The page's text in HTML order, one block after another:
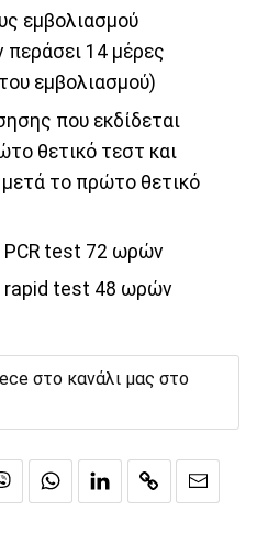
εμβολιασμού
περάσει 14 μέρες
εμβολιασμού)
που εκδίδεται
θετικό τεστ και
μετά το πρώτο θετικό
PCR test 72 ωρών
rapid test 48 ωρών
στο κανάλι μας στο